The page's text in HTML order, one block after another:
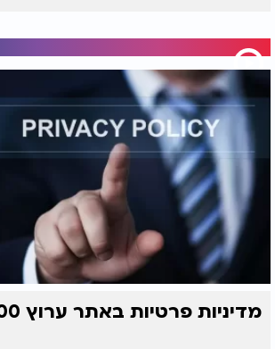
מדיניות פרטיות באתר ערוץ 2000